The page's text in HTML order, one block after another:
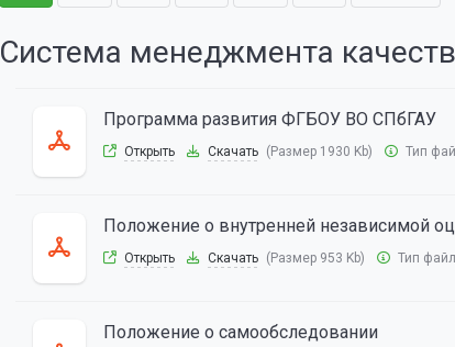
Система менеджмента
Программа развития ФГБОУ ВО СПбГАУ
Открыть Скачать (Размер 1930 Kb) Тип
Положение о внутренней независимой
Открыть Скачать (Размер 953 Kb) Тип
Положение о самообследовании